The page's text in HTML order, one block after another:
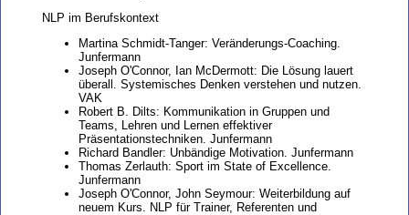
NLP im Berufskontext
Martina Schmidt-Tanger: Veränderungs-Coaching.
Junfermann
Joseph O'Connor, Ian McDermott: Die Lösung lauert
überall. Systemisches Denken verstehen und nutzen.
VAK
Robert B. Dilts: Kommunikation in Gruppen und
Teams, Lehren und Lernen effektiver
Präsentationstechniken. Junfermann
Richard Bandler: Unbändige Motivation. Junfermann
Thomas Zerlauth: Sport im State of Excellence.
Junfermann
Joseph O'Connor, John Seymour: Weiterbildung auf
neuem Kurs. NLP für Trainer, Referenten und